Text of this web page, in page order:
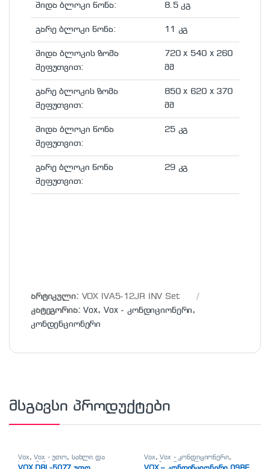
შიდა ბლოკი წონა: 8.5 კგ
გარე ბლოკი წონა: 11 კგ
შიდა ბლოკის ზომა
შეფუთვით:
720 x 540 x 260
მმ
გარე ბლოკის ზომა
შეფუთვით:
850 x 620 x 370
მმ
შიდა ბლოკი წონა
შეფუთვით:
25 კგ
გარე ბლოკი წონა
შეფუთვით:
29 კგ
არტიკული: VOX IVA5-12JR INV Set
კატეგორია:Vox, Vox - კონდიციონერი,
კონდენციონერი
მსგავსი პროდუქტები
Vox,Vox - უთო, სახლი და
სილამაზე
,უთო
Vox,Vox - კონდიციონერი,
კლიმატური ტექნიკა ,